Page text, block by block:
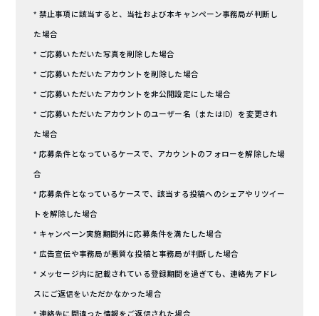
* 禁止事項に該当すると、当社および本キャンペーン事務局が判断し
た場合
* ご応募いただいた写真を削除した場合
* ご応募いただいたアカウントを削除した場合
* ご応募いただいたアカウントを非公開設定にした場合
* ご応募いただいたアカウントのユーザー名（またはID）を変更され
た場合
* 応募条件となっているケースで、アカウントのフォローを解除した場
合
* 応募条件となっているケースで、該当する投稿へのシェアやリツイー
トを解除した場合
* キャンペーン実施期間外に応募条件を満たした場合
* 広告宣伝や事務局が悪質な投稿と事務局が判断した場合
* メッセージ内に記載されている登録期間を過ぎても、連絡先アドレ
スにご返信をいただかなかった場合
* 連絡先に間違った情報をご返信された場合